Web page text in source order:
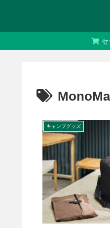
キャンプグッズ